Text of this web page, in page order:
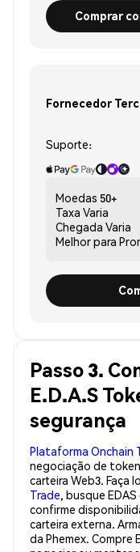
Comprar
Fornecedor
Suporte:
Moedas 50+
Taxa Varia
Chegada Varia
Melhor para
Passo 3.
E.D.A.S
segurança
Plataforma Onchain
negociação de
carteira Web3. Faça
Trade, busque
confirme
carteira externa.
da Phemex. Compre